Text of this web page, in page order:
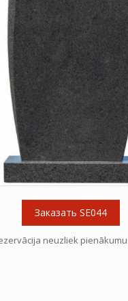
Заказать SE044
neuzliek